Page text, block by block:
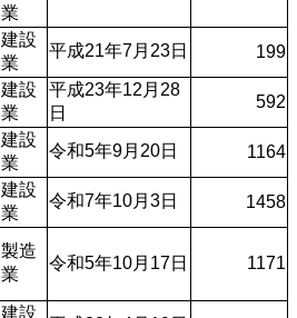
業
建設
業
平成21年7月23日
199
建設
業
平成23年12月28
日
592
建設
業
令和5年9月20日
1164
建設
業
令和7年10月3日
1458
製造
業
令和5年10月17日 1171
建設